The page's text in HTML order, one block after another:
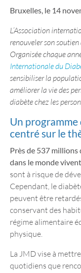
Bruxelles, le 14
L’Association
renouveler son soutien
Organisée chaque
Internationale du
sensibiliser la
améliorer la vie des
diabète chez les
Un
centré sur le
Près de 537 millions
dans le monde
sont à risque de
Cependant, le
peuvent être
conservant des
régime alimentaire
physique.
La JMD vise à
quotidiens que